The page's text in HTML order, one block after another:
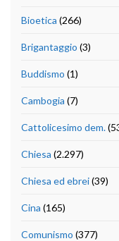
Bioetica (266)
Brigantaggio (3)
Buddismo (1)
Cambogia (7)
Cattolicesimo dem.
Chiesa (2.297)
Chiesa ed ebrei(39)
Cina (165)
Comunismo (377)